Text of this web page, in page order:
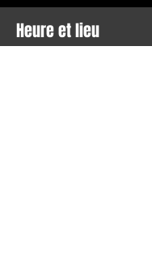
Heure et lieu